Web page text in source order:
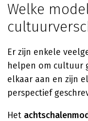
Welke
Er zijn enkele
helpen om cultuur
elkaar aan en zijn
perspectief
Het